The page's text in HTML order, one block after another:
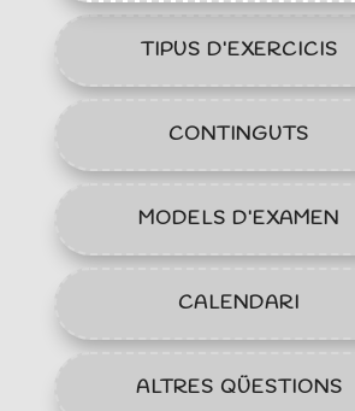
TIPUS D’EXERCICIS
CONTINGUTS
MODELS D’EXAMEN
CALENDARI
ALTRES QÜESTIONS